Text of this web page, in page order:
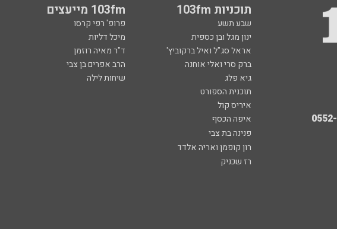
תוכניות 103fm 103fm מייעצים
שבע תשע פרופ' רפי קרסו
ינון מגל ובן כספית
מיכל דליות
אראל סג"ל ואיל ברקוביץ'
ד"ר מאיה רוזמן
ברק סרי ואלי אוחנה
הרב אפרים בן צבי
גיא פלג
שיחות לילה
תוכנית הספורט
איריס קול
איפה הכסף
פנינה בת צבי
רון קופמן ואריה אלדד
רז שכניק